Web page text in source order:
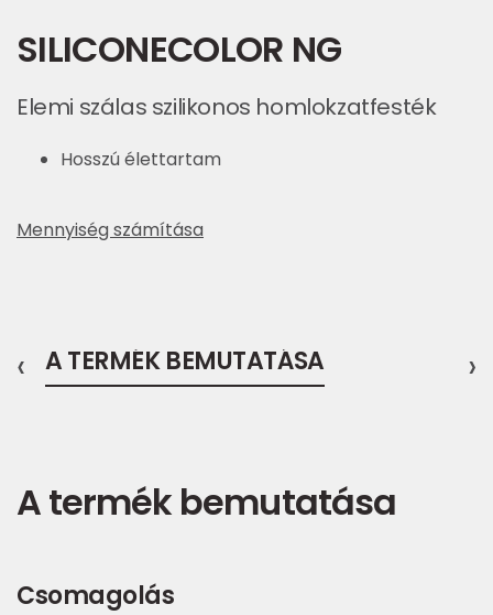
SILICONECOLOR NG
Elemi szálas szilikonos homlokzatfesték
Hosszú élettartam
Mennyiség számítása
A TERMÉK BEMUTATÁSA
‹ ›
A termék bemutatása
Csomagolás